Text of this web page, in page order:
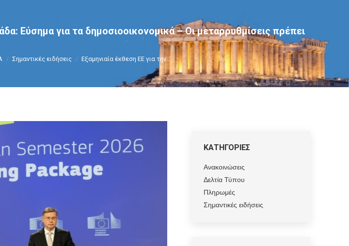
Εύσημα για τα δημοσιοοικονομικά – Οι μεταρρυθμίσεις πρέπει
here:
Σημαντικές ειδήσεις Εξαμηνιαία έκθεση ΕΕ για την…
ΚΑΤΗΓΟΡΙΕΣ
Ανακοινώσεις
Δελτία Τύπου
Πληρωμές
Σημαντικές ειδήσεις